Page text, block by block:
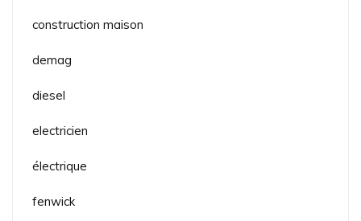
construction maison
demag
diesel
electricien
électrique
fenwick